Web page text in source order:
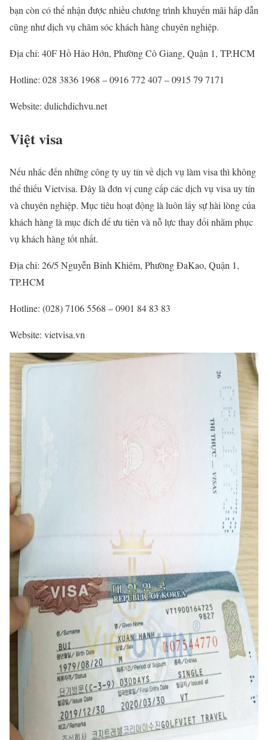
bạn còn có thể nhận được nhiều chương trình khuyến mãi hấp dẫn
cũng như dịch vụ chăm sóc khách hàng chuyên nghiệp.
Địa chỉ: 40F Hồ Hảo Hớn, Phường Cô Giang, Quận 1, TP.HCM
Hotline: 028 3836 1968 – 0916 772 407 – 0915 79 7171
Website: dulichdichvu.net
Việt visa
Nếu nhắc đến những công ty uy tín về dịch vụ làm visa thì không
thể thiếu Vietvisa. Đây là đơn vị cung cấp các dịch vụ visa uy tín
và chuyên nghiệp. Mục tiêu hoạt động là luôn lấy sự hài lòng của
khách hàng là mục đích để ưu tiên và nỗ lực thay đổi nhằm phục
vụ khách hàng tốt nhất.
Địa chỉ: 26/5 Nguyễn Bỉnh Khiêm, Phường ĐaKao, Quận 1,
TP.HCM
Hotline: (028) 7106 5568 – 0901 84 83 83
Website: vietvisa.vn